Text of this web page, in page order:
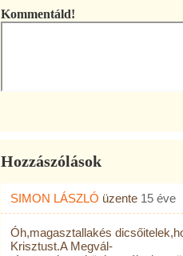
Kommentáld!
Hozzászólások
SIMON LÁSZLÓ üzente 15 éve
Óh,magasztallakés
Krisztust.A Megvál-